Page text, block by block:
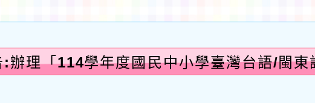
辦理「114學年度國民中小學臺灣台語/閩東